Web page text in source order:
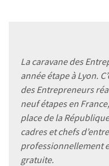
La caravane des
année étape à Lyon.
des Entrepreneurs
neuf étapes en
place de la
cadres et chefs
professionnellement
gratuite.